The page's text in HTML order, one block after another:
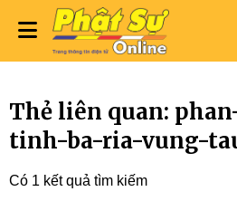
Thẻ liên quan:
tinh-ba-ria-vung-
Có 1 kết quả tìm kiếm